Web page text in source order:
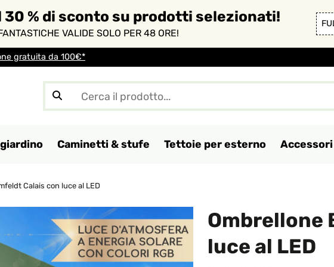
30 % di sconto su prodotti selezionati!
VALIDE SOLO PER 48 ORE!
gratuita da 100€*
Caminetti & stufe Tettoie per esterno
Calais con luce al LED
Ombrellone
luce al LED